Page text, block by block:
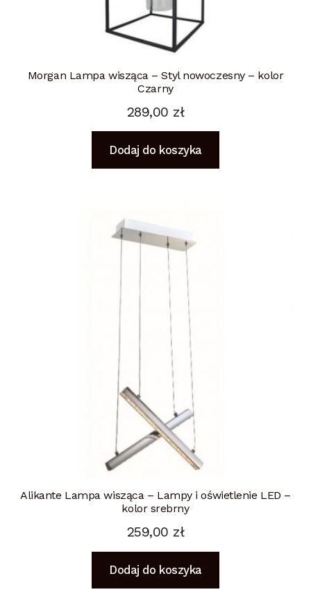
Morgan Lampa wisząca – Styl nowoczesny – kolor
Czarny
289,00 zł
Dodaj do koszyka
Alikante Lampa wisząca – Lampy i oświetlenie LED –
kolor srebrny
259,00 zł
Dodaj do koszyka